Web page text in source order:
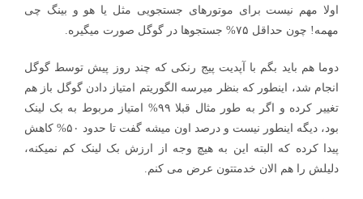
اولا مهم نیست برای موتورهای جستجویی مثل یا هو و بینگ چی
مهمه! چون حداقل ۷۵% جستجوها در گوگل صورت میگیره.
دوما هم باید بگم با آپدیت پیج رنکی که چند روز پیش توسط گوگل
انجام شد، اینطور که بنظر میرسه الگوریتم امتیاز دادن گوگل باز هم
تغییر کرده و اگر به طور مثال قبلا ۹۹% امتیاز مربوط به بک لینک
بود، دیگه اینطور نیست و درصد اون میشه گفت تا حدود ۵۰% کاهش
پیدا کرده که البته این به هیچ وجه از ارزش بک لینک کم نمیکنه،
دلیلش را هم الان خدمتتون عرض می کنم.